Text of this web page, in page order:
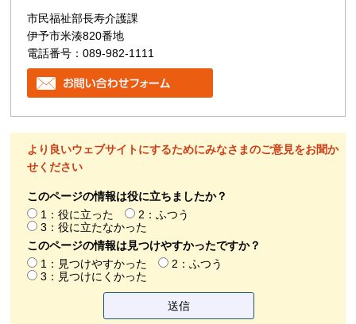
市民福祉部長寿介護課
伊予市米湊820番地
電話番号：089-982-1111
より良いウェブサイトにするためにみなさまのご意見をお聞か
せください
このページの情報は役に立ちましたか？
1：役に立った
2：ふつう
3：役に立たなかった
このページの情報は見つけやすかったですか？
1：見つけやすかった
2：ふつう
3：見つけにくかった